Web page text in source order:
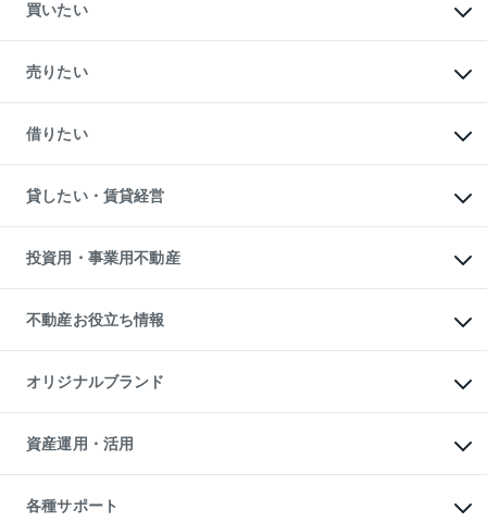
買いたい
新築・分譲マンションの購入
中古マンションの購入
一戸建ての購入
中古一戸建ての購入
不動産購入の流れ
注目キーワード物件特集
購入ガイド
English 繁体中文簡体中文
売りたい
一戸建ての売却・査定
土地の売却・査定
スピードAI査定
不動産査定について
不動産売却の流れ
不動産買換えの流れ
売却ガイド
借りたい
オフィス・店舗の賃貸
借りるときの流れ
借りるガイド
貸したい・賃貸経営
マンション賃料データ
賃貸管理プラン
リロケーションについて
貸すガイド
投資用・事業用不動産
事業用不動産
マンション投資
投資用マンション
アパート経営
収益物件
ビル購入（ビル一棟）
投資用不動産の売却査定
事業用不動産の売却査定
不動産お役立ち情報
マンションライブラリー
人気マンションランキング
暮らしに役立つ不動産メディア
不動産相場・不動産価格情報
不動産コラム・ニュース
不動産用語集
不動産なんでもネット相談室
オリジナルブランド
一棟リノベーションマンション
L`GENTE（ルジェンテ）
区分リノベーションマンション
投資用一棟レジデンスWELL
資産運用・活用
不動産M&A
アセットマネジメント・出資
各種サポート